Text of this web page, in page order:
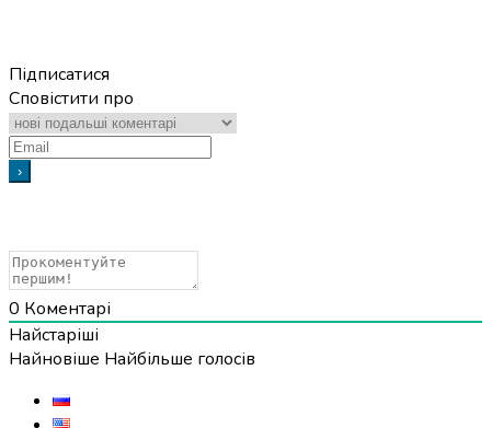
Підписатися
Сповістити про
0 Коментарі
Найстаріші
Найновіше Найбільше голосів